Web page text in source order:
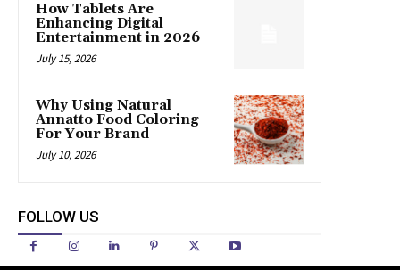
How Tablets Are
Enhancing Digital
Entertainment in 2026
July 15, 2026
Why Using Natural
Annatto Food Coloring
For Your Brand
July 10, 2026
FOLLOW US